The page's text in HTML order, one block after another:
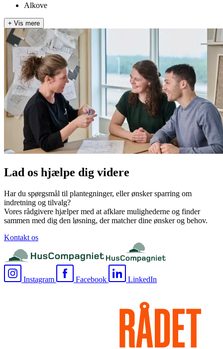
Alkove
+ Vis mere
Lad os hjælpe dig videre
Har du spørgsmål til plantegninger, eller ønsker sparring om
indretning og tilvalg?
Vores rådgivere hjælper med at afklare mulighederne og finder
sammen med dig den løsning, der matcher dine ønsker og behov.
Kontakt os
Instagram Facebook LinkedIn